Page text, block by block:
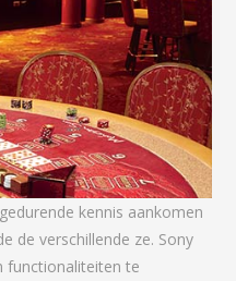
kennis aankomen
de verschillende ze. Sony
functionaliteiten te